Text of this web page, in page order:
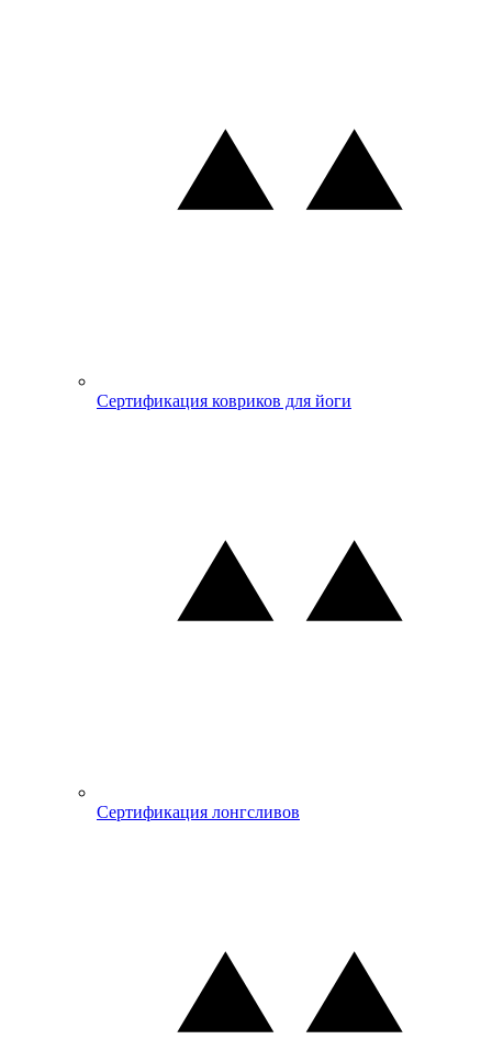
Сертификация ковриков для йоги
Сертификация лонгсливов